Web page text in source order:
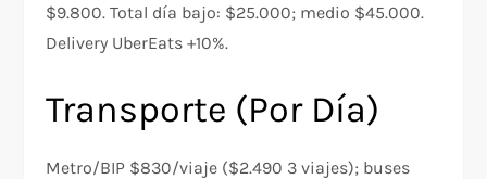
$9.800. Total día bajo: $25.000; medio $45.000.
Delivery UberEats +10%.
Transporte (Por Día)
Metro/BIP $830/viaje ($2.490 3 viajes); buses